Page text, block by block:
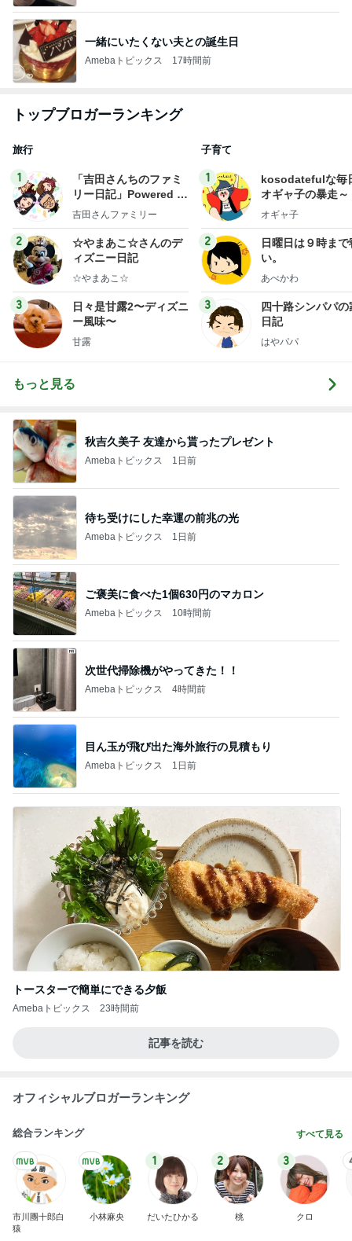
一緒にいたくない夫との誕生日
Amebaトピックス 17時間前
トップブロガーランキング
旅行
1
「吉田さんちのファミ
リー日記」Powered b
y Ameba 吉田さんファ
ログ
吉田さんファミリー
2
☆やまあこ☆さんのデ
ィズニー日記
☆やまあこ☆
3
日々是甘露2〜ディズニ
ー風味〜
甘露
子育て
1
kosodatefulな毎
オギャ子の暴走～
オギャ子
2
日曜日は９時まで
い。
あべかわ
3
四十路シンパパの
日記
はやパパ
もっと見る
秋吉久美子 友達から貰ったプレゼント
Amebaトピックス 1日前
待ち受けにした幸運の前兆の光
Amebaトピックス 1日前
ご褒美に食べた1個630円のマカロン
Amebaトピックス 10時間前
次世代掃除機がやってきた！！
Amebaトピックス 4時間前
目ん玉が飛び出た海外旅行の見積もり
Amebaトピックス 1日前
トースターで簡単にできる夕飯
Amebaトピックス 23時間前
記事を読む
オフィシャルブロガーランキング
総合ランキング すべて見る
市川團十郎白
猿
小林麻央
1
だいたひかる
2
桃
3
クロ